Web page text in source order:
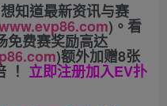
想知道最新资讯与赛
)。看
免费赛奖励高达
)额外加赠8张
！ 立即注册加入EV扑